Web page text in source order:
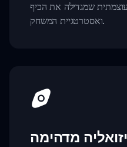
עוצמתית שמגדילה את הכיף
ואסטרטגיית המשחק.
מדהימה